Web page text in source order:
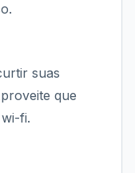
suas
que
fi.